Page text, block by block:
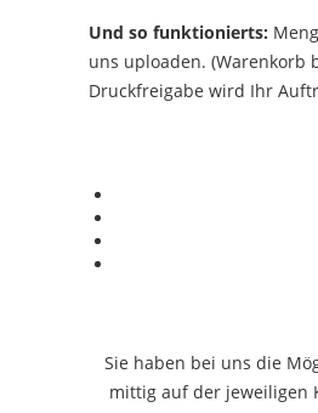
Und so funktionierts:
uns uploaden. (Warenkorb
Druckfreigabe wird Ihr
Sie haben bei uns die
mittig auf der jeweiligen